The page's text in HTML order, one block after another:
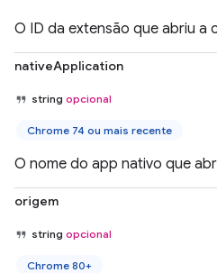
O ID da extensão que abriu a
nativeApplication
string opcional
Chrome 74 ou mais recente
O nome do app nativo que
origem
string opcional
Chrome 80+